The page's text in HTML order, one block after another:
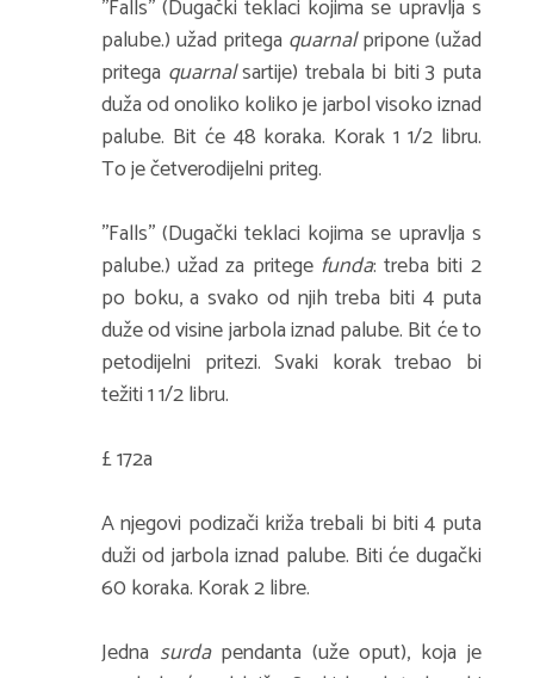
''Falls'' (Dugački teklaci kojima se upravlja s
palube.) užad pritega quarnalpripone (užad
pritega quarnalsartije) trebala bi biti 3 puta
duža od onoliko koliko je jarbol visoko iznad
palube. Bit će 48 koraka. Korak 1 1/2 libru.
To je četverodijelni priteg.
''Falls'' (Dugački teklaci kojima se upravlja s
palube.) užad za pritege funda: treba biti 2
po boku, a svako od njih treba biti 4 puta
duže od visine jarbola iznad palube. Bit će to
petodijelni pritezi. Svaki korak trebao bi
težiti 1 1/2 libru.
£ 172a
A njegovi podizači križa trebali bi biti 4 puta
duži od jarbola iznad palube. Biti će dugački
60 koraka. Korak 2 libre.
Jedna surdapendanta (uže oput), koja je